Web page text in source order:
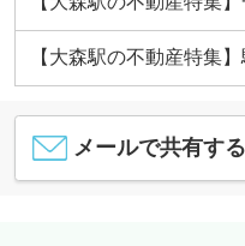
【大森駅の不動産特集
メールで共有する